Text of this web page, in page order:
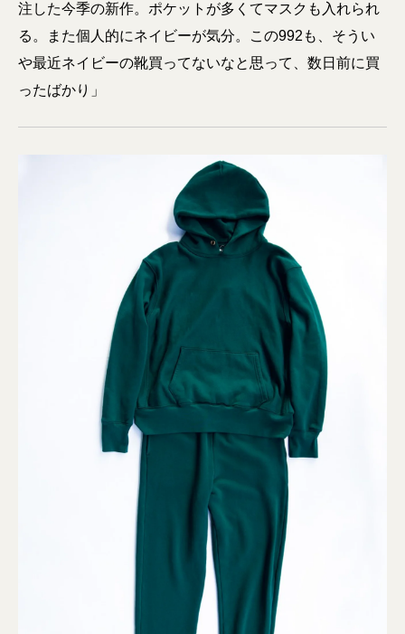
注した今季の新作。ポケットが多くてマスクも入れられ
る。また個人的にネイビーが気分。この992も、そうい
や最近ネイビーの靴買ってないなと思って、数日前に買
ったばかり」